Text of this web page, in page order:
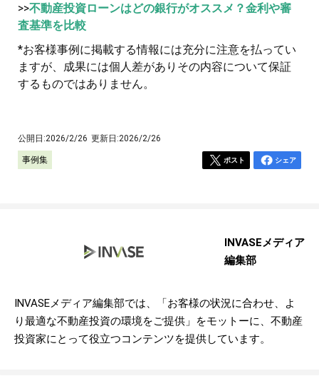
>>不動産投資ローンはどの銀行がオススメ？金利や審
査基準を比較
*お客様事例に掲載する情報には充分に注意を払ってい
ますが、成果には個人差がありその内容について保証
するものではありません。
公開日:2026/2/26 更新日:2026/2/26
事例集 ポスト シェア
INVASEメディア
編集部
INVASEメディア編集部では、「お客様の状況に合わせ、よ
り最適な不動産投資の環境をご提供」をモットーに、不動産
投資家にとって役立つコンテンツを提供しています。